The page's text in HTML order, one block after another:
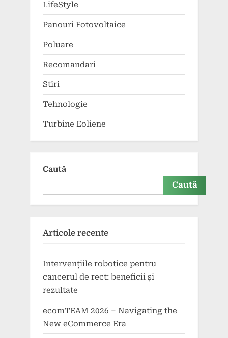
LifeStyle
Panouri Fotovoltaice
Poluare
Recomandari
Stiri
Tehnologie
Turbine Eoliene
Caută
Caută
Articole recente
Intervențiile robotice pentru
cancerul de rect: beneficii și
rezultate
ecomTEAM 2026 – Navigating the
New eCommerce Era